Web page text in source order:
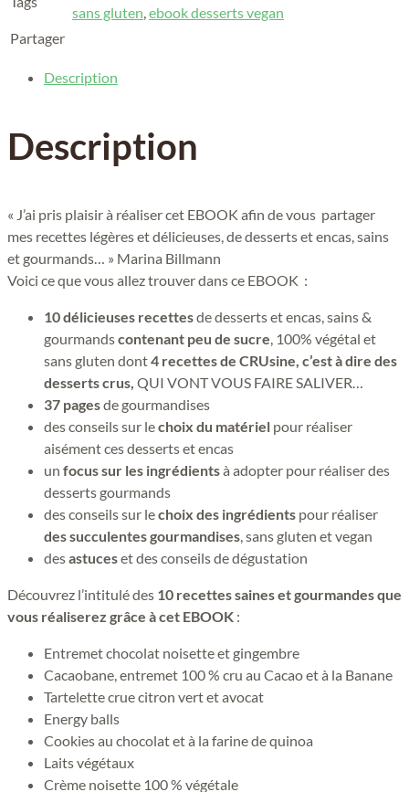
sans gluten,ebook desserts vegan
Partager
Description
Description
« J’ai pris plaisir à réaliser cet EBOOK afin de vous partager
mes recettes légères et délicieuses, de desserts et encas, sains
et gourmands… » Marina Billmann
Voici ce que vous allez trouver dans ce EBOOK :
10 délicieuses recettesde desserts et encas, sains &
gourmandscontenant peu de sucre, 100% végétal et
sans gluten dont4 recettes de CRUsine, c’est à dire des
desserts crus, QUI VONT VOUS FAIRE SALIVER…
37 pagesde gourmandises
des conseils sur lechoix du matériel pour réaliser
aisément ces desserts et encas
un focus sur les ingrédientsà adopter pour réaliser des
desserts gourmands
des conseils sur lechoix des ingrédients pour réaliser
des succulentes gourmandises, sans gluten et vegan
desastuceset des conseils de dégustation
Découvrez l’intitulé des 10 recettes saines et gourmandes que
vous réaliserez grâce à cet EBOOK :
Entremet chocolat noisette et gingembre
Cacaobane, entremet 100 % cru au Cacao et à la Banane
Tartelette crue citron vert et avocat
Energy balls
Cookies au chocolat et à la farine de quinoa
Laits végétaux
Crème noisette 100 % végétale